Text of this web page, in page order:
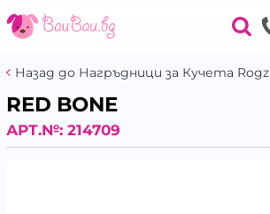
Назад до Нагръдници за Кучета Rogz
RED BONE
АРТ.№: 214709